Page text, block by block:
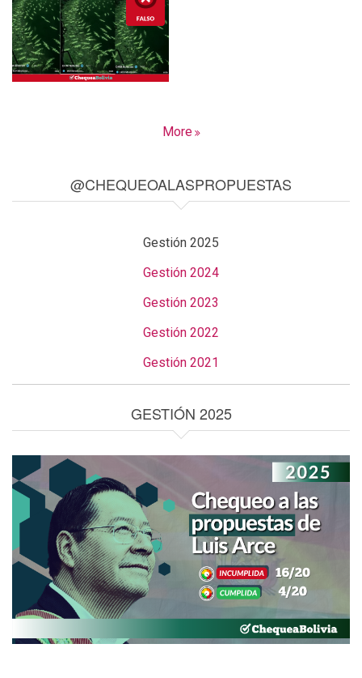
More
@CHEQUEOALASPROPUESTAS
Gestión 2025
Gestión 2024
Gestión 2023
Gestión 2022
Gestión 2021
GESTIÓN 2025